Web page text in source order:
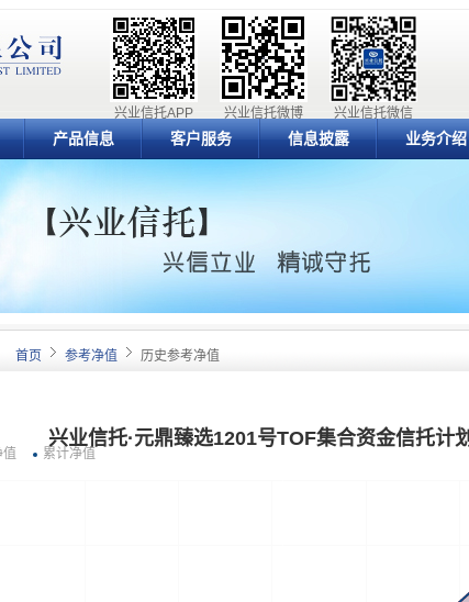
兴业信托微信
兴业信托微博
兴业信托APP
产品信息 客户服务 信息披露 业务介绍
首页 参考净值 历史参考净值